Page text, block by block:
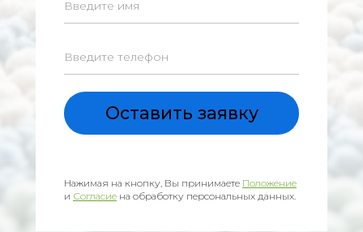
Оставить заявку
Нажимая на кнопку, Вы принимаете Положение
и Согласие на обработку персональных данных.